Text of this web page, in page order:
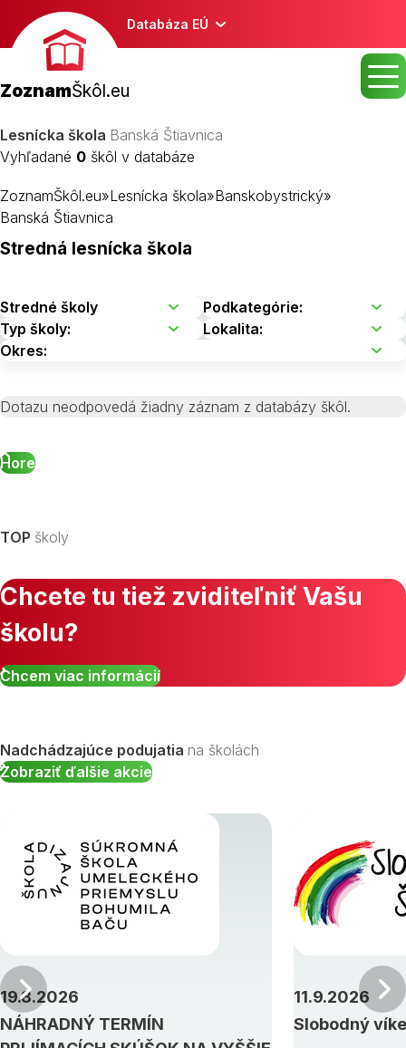
Databáza EÚ
ZoznamŠkôl.eu
Lesnícka škola Banská Štiavnica
Vyhľadané 0 škôl v databáze
ZoznamŠkôl.eu»Lesnícka škola»Banskobystrický»
Banská Štiavnica
Stredná lesnícka škola
Dotazu neodpovedá žiadny záznam z databázy škôl.
Hore
TOP školy
Chcete tu tiež zviditeľniť Vašu
školu?
Chcem viac informácií
Nadchádzajúce podujatia na školách
Zobraziť ďalšie akcie
NÁHRADNÝ TERMÍN
19.8.2026
Slobodný
11.9.2026
Predchádzajúci